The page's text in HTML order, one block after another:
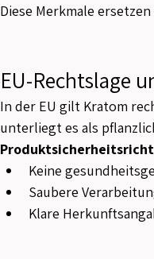
Diese Merkmale
EU-Rechtslage
In der EU gilt Kratom
unterliegt es als
Keine
Saubere
Klare